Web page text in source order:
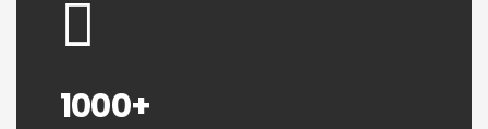
1000+